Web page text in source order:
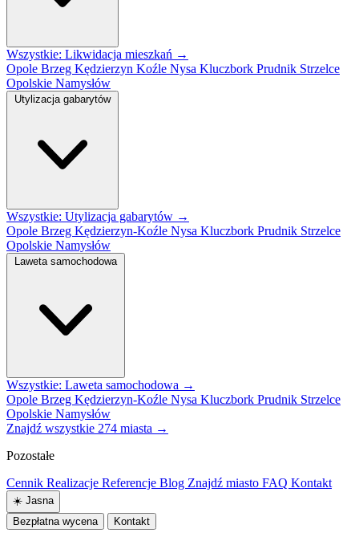
Wszystkie: Likwidacja mieszkań →
Opole Brzeg Kędzierzyn Koźle Nysa Kluczbork Prudnik Strzelce
Opolskie Namysłów
Utylizacja gabarytów
Wszystkie: Utylizacja gabarytów →
Opole Brzeg Kędzierzyn-Koźle Nysa Kluczbork Prudnik Strzelce
Opolskie Namysłów
Laweta samochodowa
Wszystkie: Laweta samochodowa →
Opole Brzeg Kędzierzyn-Koźle Nysa Kluczbork Prudnik Strzelce
Opolskie Namysłów
Znajdź wszystkie 274 miasta →
Pozostałe
Cennik Realizacje Referencje Blog Znajdź miasto FAQ Kontakt
☀️ Jasna
Bezpłatna wycena
Kontakt